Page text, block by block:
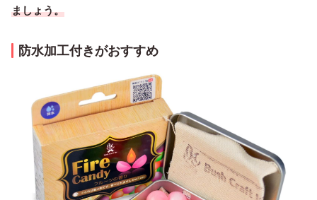
ましょう。
防水加工付きがおすすめ